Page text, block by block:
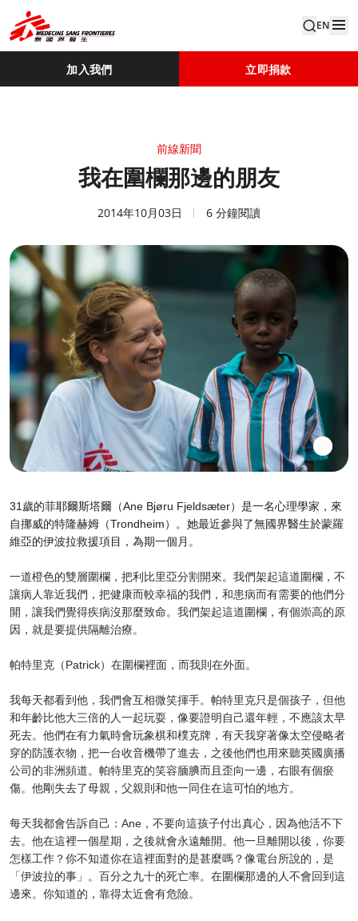
EN
加入我們 立即捐款
前線新聞
我在圍欄那邊的朋友
2014年10月03日 6 分鐘閱讀
31歲的菲耶爾斯塔爾（Ane Bjøru Fjeldsæter）是一名心理學家，來
自挪威的特隆赫姆（Trondheim）。她最近參與了無國界醫生於蒙羅
維亞的伊波拉救援項目，為期一個月。
一道橙色的雙層圍欄，把利比里亞分割開來。我們架起這道圍欄，不
讓病人靠近我們，把健康而較幸福的我們，和患病而有需要的他們分
開，讓我們覺得疾病沒那麼致命。我們架起這道圍欄，有個崇高的原
因，就是要提供隔離治療。
帕特里克（Patrick）在圍欄裡面，而我則在外面。
我每天都看到他，我們會互相微笑揮手。帕特里克只是個孩子，但他
和年齡比他大三倍的人一起玩耍，像要證明自己還年輕，不應該太早
死去。他們在有力氣時會玩象棋和樸克牌，有天我穿著像太空侵略者
穿的防護衣物，把一台收音機帶了進去，之後他們也用來聽英國廣播
公司的非洲頻道。帕特里克的笑容腼腆而且歪向一邊，右眼有個瘀
傷。他剛失去了母親，父親則和他一同住在這可怕的地方。
每天我都會告訴自己：Ane，不要向這孩子付出真心，因為他活不下
去。他在這裡一個星期，之後就會永遠離開。他一旦離開以後，你要
怎樣工作？你不知道你在這裡面對的是甚麼嗎？像電台所說的，是
「伊波拉的事」。百分之九十的死亡率。在圍欄那邊的人不會回到這
邊來。你知道的，靠得太近會有危險。